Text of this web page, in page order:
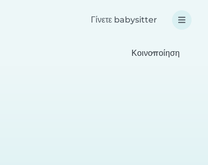
Γίνετε babysitter
Κοινοποίηση